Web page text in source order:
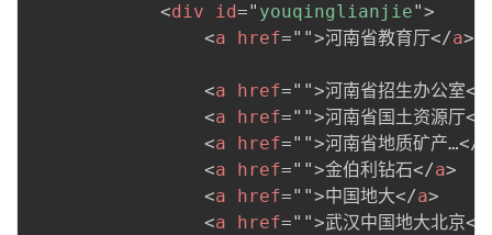
<div id=" youqinglianjie">
<a href=" ">河南省教育厅</a>
<a href=" ">河南省招生办公室</
<a href=" ">河南省国土资源厅</
<a href=" ">河南省地质矿产…</
<a href=" ">金伯利钻石</a>
<a href=" ">中国地大</a>
<a href=" ">武汉中国地大北京</